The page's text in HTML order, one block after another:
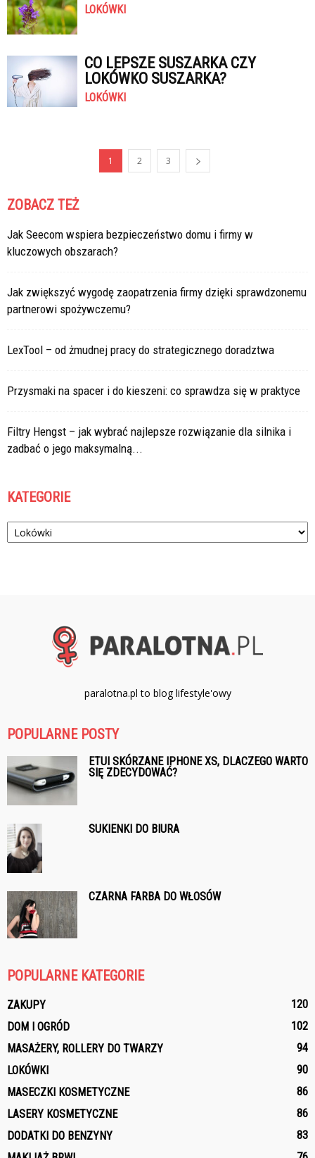
LOKÓWKI
CO LEPSZE SUSZARKA CZY
LOKÓWKO SUSZARKA?
LOKÓWKI
1 2 3
ZOBACZ TEŻ
Jak Seecom wspiera bezpieczeństwo domu i firmy w
kluczowych obszarach?
Jak zwiększyć wygodę zaopatrzenia firmy dzięki sprawdzonemu
partnerowi spożywczemu?
LexTool – od żmudnej pracy do strategicznego doradztwa
Przysmaki na spacer i do kieszeni: co sprawdza się w praktyce
Filtry Hengst – jak wybrać najlepsze rozwiązanie dla silnika i
zadbać o jego maksymalną...
KATEGORIE
Kategorie
paralotna.pl to blog lifestyle'owy
POPULARNE POSTY
ETUI SKÓRZANE IPHONE XS, DLACZEGO WARTO
SIĘ ZDECYDOWAĆ?
SUKIENKI DO BIURA
CZARNA FARBA DO WŁOSÓW
POPULARNE KATEGORIE
ZAKUPY
120
DOM I OGRÓD
102
MASAŻERY, ROLLERY DO TWARZY
94
LOKÓWKI
90
MASECZKI KOSMETYCZNE
86
LASERY KOSMETYCZNE
86
DODATKI DO BENZYNY
83